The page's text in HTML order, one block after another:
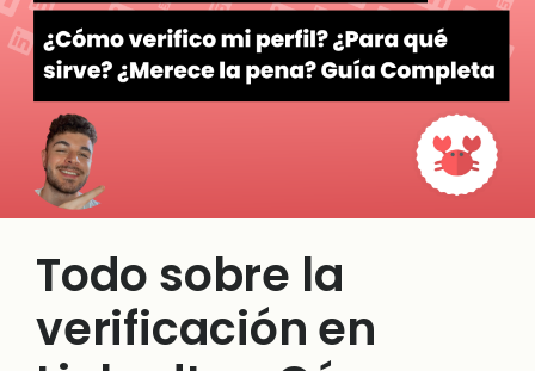
Todo sobre la
verificación en